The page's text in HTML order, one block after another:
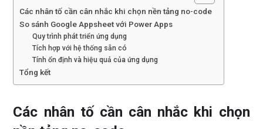
Các nhân tố cần cân nhắc khi chọn nền tảng no-code
So sánh Google Appsheet với Power Apps
Quy trình phát triển ứng dụng
Tích hợp với hệ thống sẵn có
Tính ổn định và hiệu quả của ứng dụng
Tổng kết
Các nhân tố cần cân nhắc khi chọn